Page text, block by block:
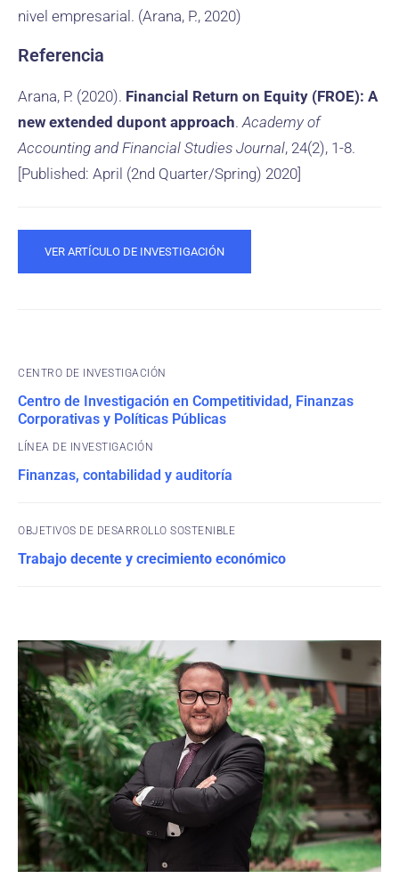
nivel empresarial. (Arana, P., 2020)
Referencia
Arana, P. (2020). Financial Return on Equity (FROE): A
new extended dupont approach.Academy of
Accounting and Financial Studies Journal, 24(2), 1-8.
[Published: April (2nd Quarter/Spring) 2020]
VER ARTÍCULO DE INVESTIGACIÓN
CENTRO DE INVESTIGACIÓN
Centro de Investigación en Competitividad, Finanzas
Corporativas y Políticas Públicas
Finanzas, contabilidad y auditoría
OBJETIVOS DE DESARROLLO SOSTENIBLE
Trabajo decente y crecimiento económico